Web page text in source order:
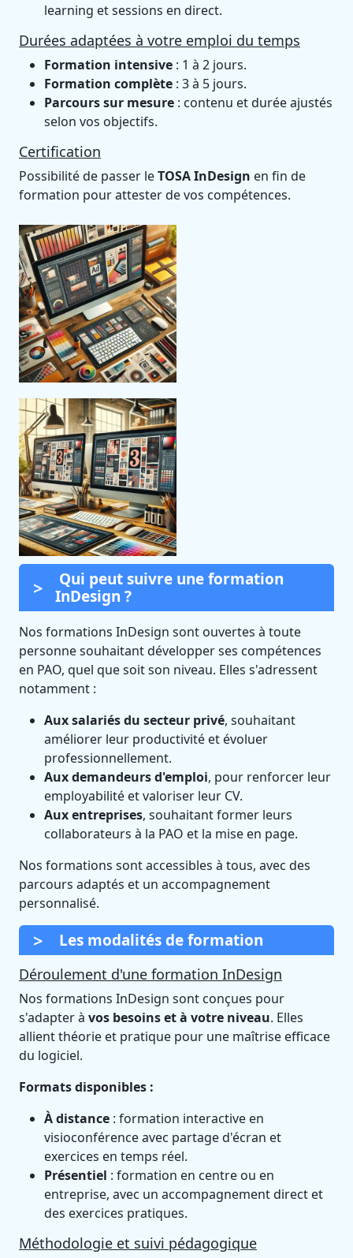
learning et sessions en direct.
Durées adaptées à votre emploi du temps
Formation intensive : 1 à 2 jours.
Formation complète : 3 à 5 jours.
Parcours sur mesure : contenu et durée ajustés
selon vos objectifs.
Certification
Possibilité de passer leTOSA InDesign en fin de
formation pour attester de vos compétences.
Qui peut suivre une formation
InDesign ?
Nos formations InDesign sont ouvertes à toute
personne souhaitant développer ses compétences
en PAO, quel que soit son niveau. Elles s'adressent
notamment :
Aux salariés du secteur privé, souhaitant
améliorer leur productivité et évoluer
professionnellement.
Aux demandeurs d'emploi, pour renforcer leur
employabilité et valoriser leur CV.
Aux entreprises, souhaitant former leurs
collaborateurs à la PAO et la mise en page.
Nos formations sont accessibles à tous, avec des
parcours adaptés et un accompagnement
personnalisé.
Les modalités de formation
Déroulement d'une formation InDesign
Nos formations InDesign sont conçues pour
s'adapter à vos besoins et à votre niveau. Elles
allient théorie et pratique pour une maîtrise efficace
du logiciel.
Formats disponibles :
À distance : formation interactive en
visioconférence avec partage d'écran et
exercices en temps réel.
Présentiel : formation en centre ou en
entreprise, avec un accompagnement direct et
des exercices pratiques.
Méthodologie et suivi pédagogique